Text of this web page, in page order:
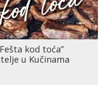
kod toća”
u Kučinama